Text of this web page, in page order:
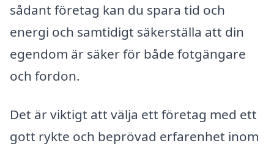
sådant företag kan du spara tid och
energi och samtidigt säkerställa att din
egendom är säker för både fotgängare
och fordon.
Det är viktigt att välja ett företag med ett
gott rykte och beprövad erfarenhet inom